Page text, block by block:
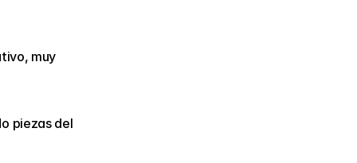
muy
piezas del